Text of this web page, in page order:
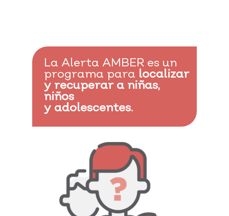
La Alerta AMBER es un
programa para localizar
y recuperar a niñas,
niños
y adolescentes.